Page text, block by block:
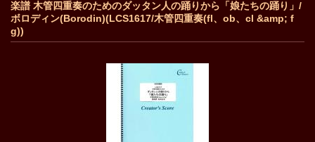
楽譜 木管四重奏のためのダッタン人の踊りから「娘たちの踊り」/
ボロディン(Borodin)(LCS1617/木管四重奏(fl、ob、cl &amp; f
g))